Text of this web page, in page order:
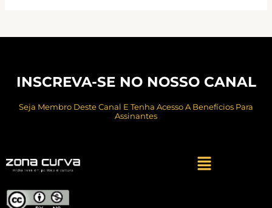
INSCREVA-SE NO NOSSO CANAL
Seja Membro Deste Canal E Tenha Acesso A Benefícios Para
Assinantes
Menu